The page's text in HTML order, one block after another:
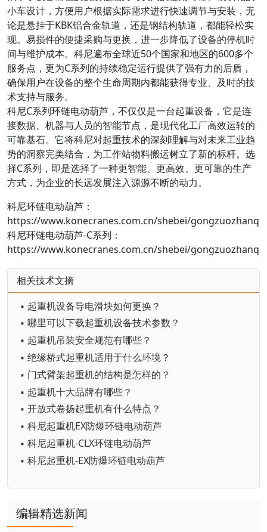
小车设计，方便用户根据实际需求进行快速调节与安装，无
论是悬挂于KBK铝合金轨道，还是钢结构轨道，都能轻松实
现。易损件的便捷采购与更换，进一步降低了设备的停机时
间与维护成本。科尼遍布全球近50个国家和地区的600多个
服务点，更为C系列的持续稳定运行提供了强有力的后盾，
确保用户在设备的整个生命周期内都能获得专业、及时的技
术支持与服务。
科尼C系列环链电动葫芦，不仅仅是一台起重设备，它是连
接数据、机器与人员的智能节点，是现代化工厂高效运转的
可靠基石。它将科尼对起重技术的深刻理解与对未来工业趋
势的洞察完美结合，为工作站物料搬运树立了新的标杆。选
择C系列，即是选择了一种更智能、更高效、更可靠的生产
方式，为企业的长远发展注入源源不断的动力。
科尼环链电动葫芦 ：
https://www.konecranes.com.cn/shebei/
科尼环链电动葫芦-C系列 ：
https://www.konecranes.com.cn/shebei/
相关技术文摘
▪ 起重机设备导电滑块如何更换？
▪ 哪里可以下载起重机设备技术参数？
▪ 起重机吊装安全规范有哪些？
▪ 绝缘桥式起重机适用于什么环境？
▪ 门式臂架起重机的结构是怎样的？
▪ 起重机十大品牌有哪些？
▪ 开放式卷扬起重机有什么特点？
▪ 科尼起重机EX防爆环链电动葫芦
▪ 科尼起重机-CLX环链电动葫芦
▪ 科尼起重机-EX防爆环链电动葫芦
编辑精选新闻